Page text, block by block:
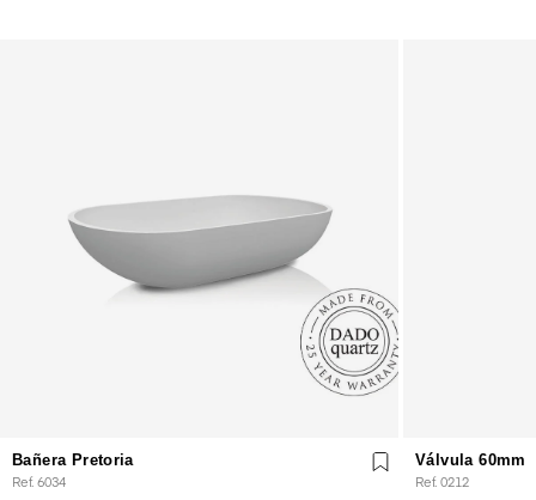
Bañera Pretoria
Ref. 6034
Válvula 60mm
Ref. 0212